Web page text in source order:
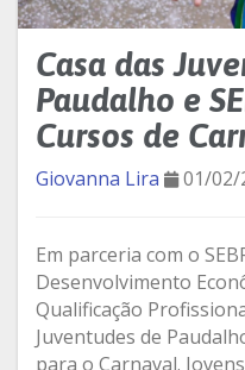
Casa das
Paudalho e
Cursos de
Giovanna Lira 01/02/
Em parceria com o
Desenvolvimento
Qualificação
Juventudes de
para o Carnaval.